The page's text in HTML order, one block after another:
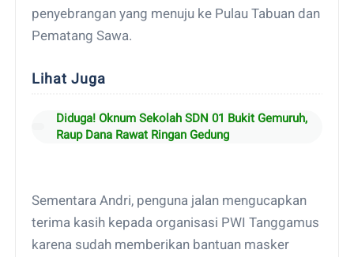
penyebrangan yang menuju ke Pulau Tabuan dan
Pematang Sawa.
Lihat Juga
Diduga! Oknum Sekolah SDN 01 Bukit Gemuruh,
Raup Dana Rawat Ringan Gedung
Sementara Andri, penguna jalan mengucapkan
terima kasih kepada organisasi PWI Tanggamus
karena sudah memberikan bantuan masker